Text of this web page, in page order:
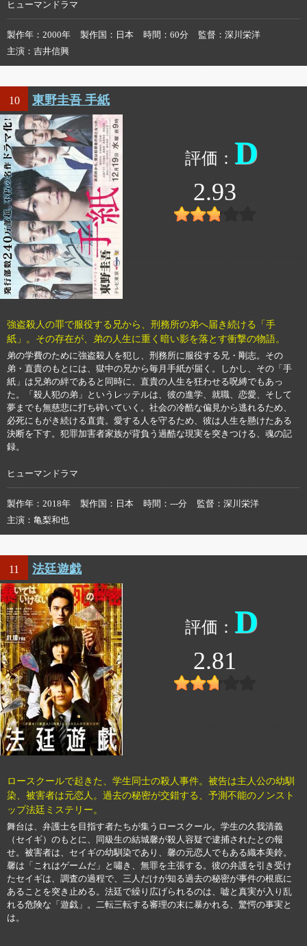
ヒューマンドラマ
製作年 2000年 製作国 日本 時間 60分 監督
深川栄洋
主演
吉井信興
10 東野圭吾 手紙
D
2.93
強盗殺人の罪で服役する兄から、刑務所の弟へ届き続ける「手
紙」。その存在が、弟の人生に重く暗い影を落とす衝撃の物語。
弟の学費のために強盗殺人を犯し、刑務所に服役する兄・剛志。その
弟・直貴のもとには、獄中の兄から毎月手紙が届く。しかし、その「手
紙」は兄弟の絆であると同時に、直貴の人生を狂わせる呪縛でもあっ
た。「殺人犯の弟」というレッテルは、彼の進学、就職、恋愛、そして
夢までも無慈悲に打ち砕いていく。社会の冷酷な偏見から逃れるため、
必死にもがき続ける直貴。愛する人を守るため、彼は人生を懸けたある
決断を下す。犯罪加害者家族が背負う過酷な現実を突きつける、魂の記
録。
ヒューマンドラマ
製作年 2018年 製作国 日本 時間 ---分 監督
深川栄洋
主演
亀梨和也
11 法廷遊戯
D
2.81
ロースクールで起きた、学生同士の殺人事件。被告は主人公の幼馴
染、被害者は元恋人。過去の秘密が交錯する、予測不能のノンスト
ップ法廷ミステリー。
舞台は、弁護士を目指す者たちが集うロースクール。学生の久我清義
（セイギ）のもとに、同級生の結城馨が殺人容疑で逮捕されたとの報
せ。被害者は、セイギの幼馴染であり、馨の元恋人でもある織本美鈴。
馨は「これはゲームだ」と嘯き、無罪を主張する。彼の弁護を引き受け
たセイギは、調査の過程で、三人だけが知る過去の秘密が事件の根底に
あることを突き止める。法廷で繰り広げられるのは、嘘と真実が入り乱
れる危険な「遊戯」。二転三転する審理の末に暴かれる、驚愕の事実と
は。